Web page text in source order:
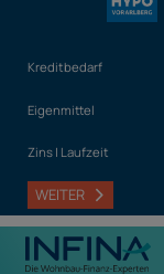
Kreditbedarf
Eigenmittel
Zins | Laufzeit
WEITER